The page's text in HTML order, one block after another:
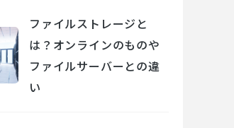
ファイルストレージと
は？オンラインのものや
ファイルサーバーとの違
い